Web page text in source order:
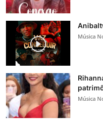
Música
Música